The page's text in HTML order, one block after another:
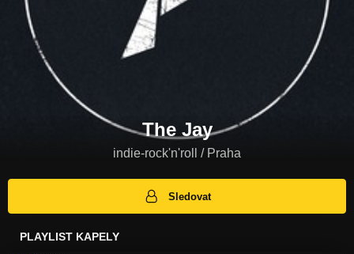
The Jay
indie-rock'n'roll / Praha
Sledovat
PLAYLIST KAPELY